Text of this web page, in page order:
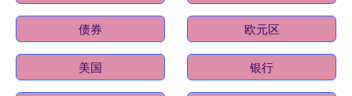
债券 欧元区
美国 银行